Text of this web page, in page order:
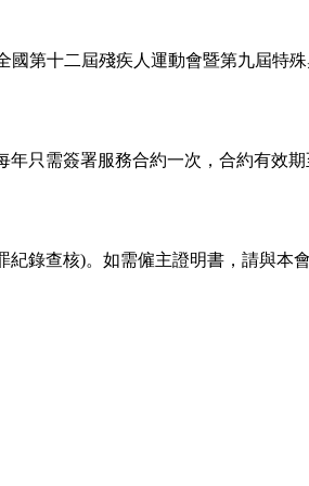
第十二屆殘疾人運動會暨第九屆特
年只需簽署服務合約一次，合約有效
錄查核)。如需僱主證明書，請與本